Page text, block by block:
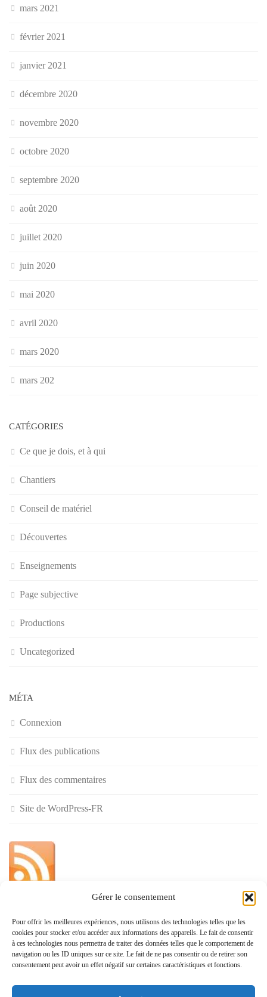
Gérer le consentement
Pour offrir les meilleures expériences, nous utilisons des technologies telles que les
cookies pour stocker et/ou accéder aux informations des appareils. Le fait de consentir
à ces technologies nous permettra de traiter des données telles que le comportement de
navigation ou les ID uniques sur ce site. Le fait de ne pas consentir ou de retirer son
consentement peut avoir un effet négatif sur certaines caractéristiques et fonctions.
mars 2021
février 2021
janvier 2021
décembre 2020
novembre 2020
octobre 2020
septembre 2020
août 2020
juillet 2020
juin 2020
mai 2020
avril 2020
mars 2020
mars 202
CATÉGORIES
Ce que je dois, et à qui
Chantiers
Conseil de matériel
Découvertes
Enseignements
Page subjective
Productions
Uncategorized
MÉTA
Connexion
Flux des publications
Flux des commentaires
Site de WordPress-FR
»
Politique de confidentialité